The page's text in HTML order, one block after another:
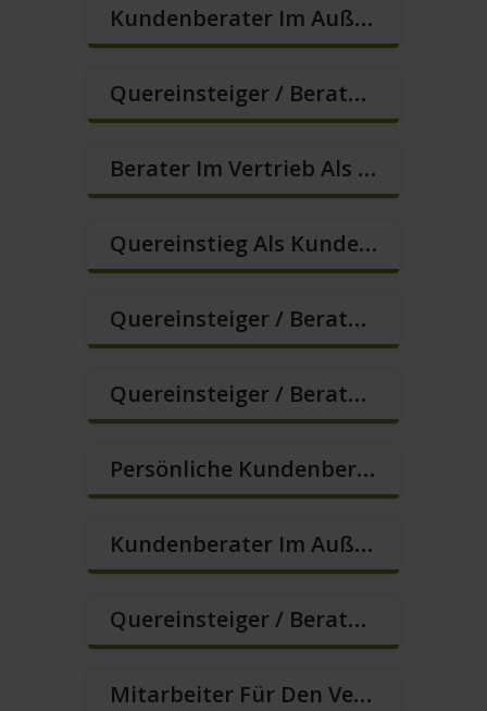
Kundenberater Im Außendienst In Festanstellung (m/w/d)
Quereinsteiger / Berater Im Vertrieb (Außendienst) (m/w/d)
Berater Im Vertrieb Als Sofortanstellung (m/w/d)
Quereinstieg Als Kundenberater Im Außendienst (m/w/d)
Quereinsteiger / Berater Im Vertrieb In Festanstellung (m/w/d)
Quereinsteiger / Berater Im Vertrieb, Keine Zeitarbeit! (m/w/d)
Persönliche Kundenberater Im Außendienst (m/w/d)
Kundenberater Im Außendienst – Lokalvertrieb (m/w/d)
Quereinsteiger / Berater Im Vertrieb – Ab Sofort (m/w/d)
Mitarbeiter Für Den Verkauf / Quereinsteiger (m/w/d)